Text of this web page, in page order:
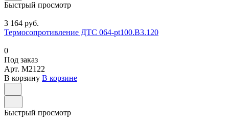
Быстрый просмотр
3 164 руб.
Термосопротивление ДТС 064-pt100.В3.120
0
Под заказ
Арт. M2122
В корзину В корзине
Быстрый просмотр